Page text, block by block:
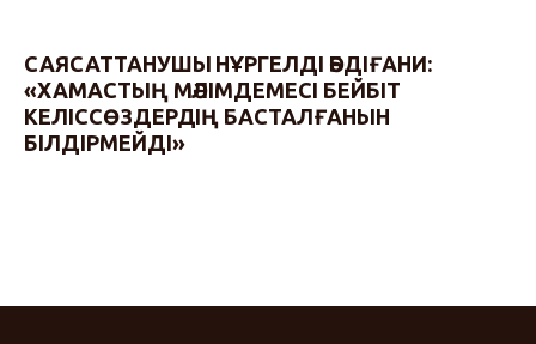
САЯСАТТАНУШЫ НҰРГЕЛДІ ӘБДІҒАНИ:
«ХАМАСТЫҢ МӘЛІМДЕМЕСІ БЕЙБІТ
КЕЛІССӨЗДЕРДІҢ БАСТАЛҒАНЫН
БІЛДІРМЕЙДІ»